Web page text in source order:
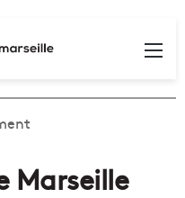
Marseille